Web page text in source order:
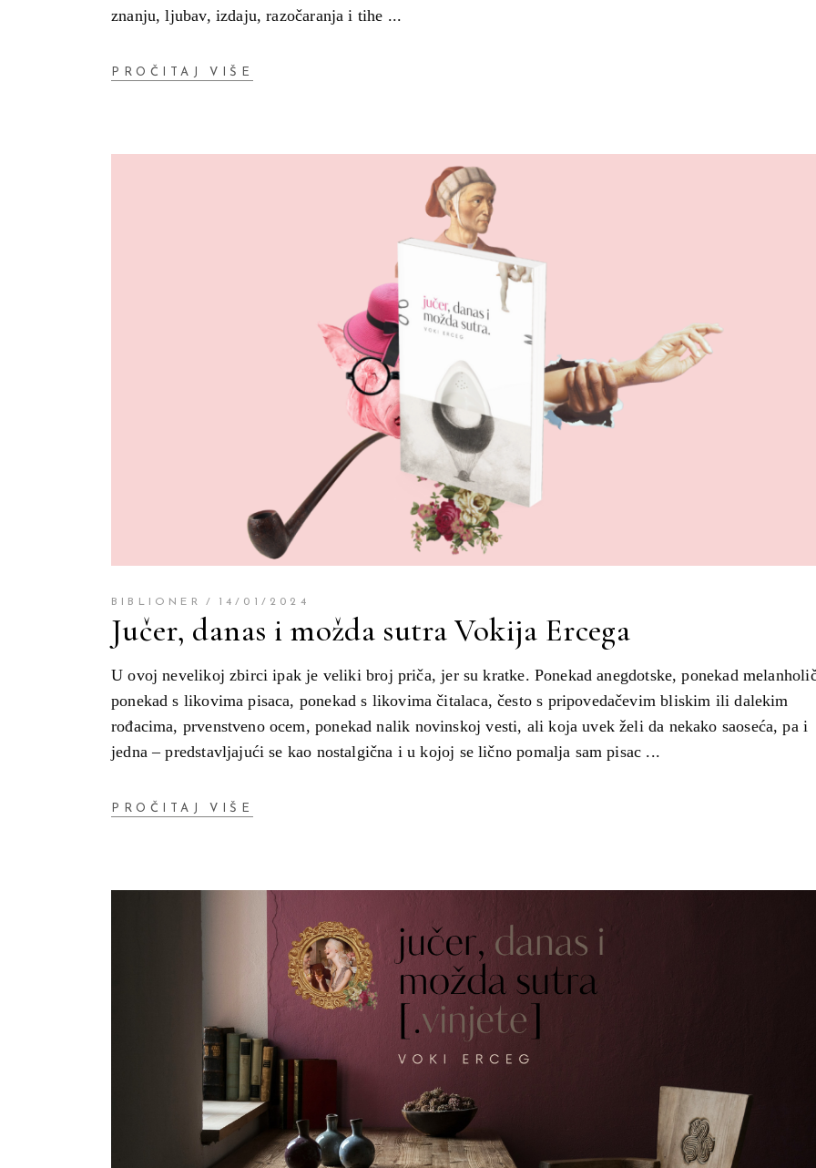
znanju, ljubav, izdaju, razočaranja i tihe
PROČITAJ VIŠE
BIBLIONER 14/01/2024
Jučer, danas i možda sutra Vokija Ercega
U ovoj nevelikoj zbirci ipak je veliki broj priča, jer su kratke. Ponekad anegdotske, ponekad
ponekad s likovima pisaca, ponekad s likovima čitalaca, često s pripovedačevim bliskim ili dalekim
rođacima, prvenstveno ocem, ponekad nalik novinskoj vesti, ali koja uvek želi da nekako saoseća, pa i
jedna – predstavljajući se kao nostalgična i u kojoj se lično pomalja sam pisac
PROČITAJ VIŠE